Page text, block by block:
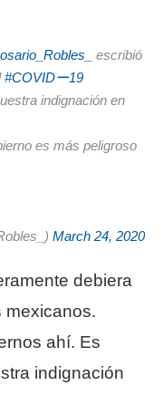
escribió
#COVIDー19
indignación en
es más peligroso
March 24, 2020
debiera
mexicanos.
ahí. Es
indignación